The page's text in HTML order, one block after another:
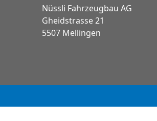
Nüssli Fahrzeugbau AG
Gheidstrasse 21
5507 Mellingen